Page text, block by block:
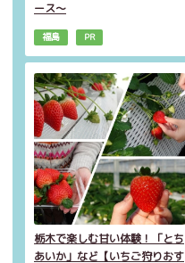
ース～
福島 PR
栃木で楽しむ甘い体験！「とち
あいか」など【いちご狩りおす